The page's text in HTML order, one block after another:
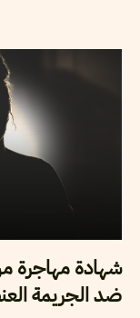
شهادة مهاجرة
ضد الجريمة